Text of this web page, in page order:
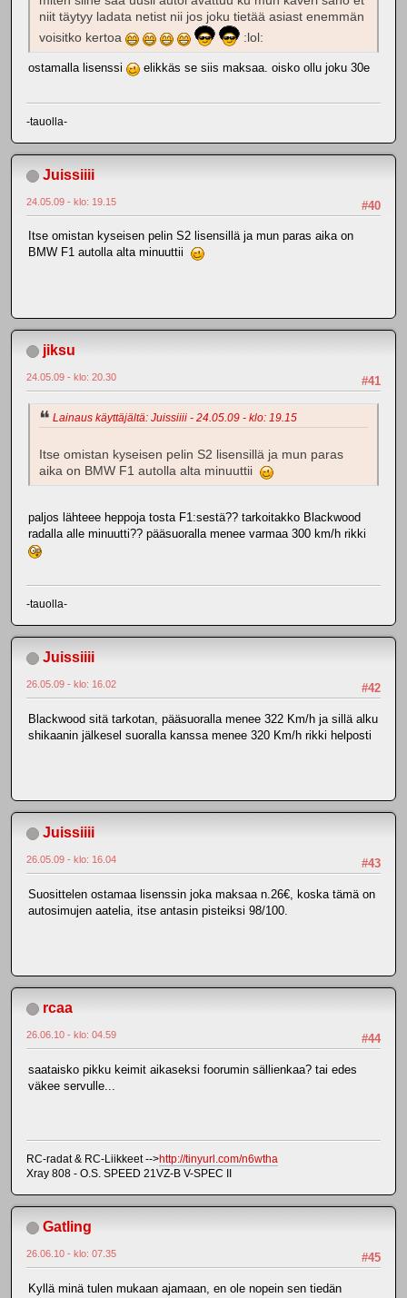
niit täytyy ladata netist nii jos joku tietää asiast enemmän
voisitko kertoa
:lol:
ostamalla lisenssi elikkäs se siis maksaa. oisko ollu joku 30e
-tauolla-
Juissiiii
#40
24.05.09 - klo: 19.15
Itse omistan kyseisen pelin S2 lisensillä ja mun paras aika on
BMW F1 autolla alta minuuttii
jiksu
#41
24.05.09 - klo: 20.30
Lainaus käyttäjältä: Juissiiii - 24.05.09 - klo: 19.15
Itse omistan kyseisen pelin S2 lisensillä ja mun paras
aika on BMW F1 autolla alta minuuttii
paljos lähteee heppoja tosta F1:sestä?? tarkoitakko Blackwood
radalla alle minuutti?? pääsuoralla menee varmaa 300 km/h rikki
-tauolla-
Juissiiii
#42
26.05.09 - klo: 16.02
Blackwood sitä tarkotan, pääsuoralla menee 322 Km/h ja sillä alku
shikaanin jälkesel suoralla kanssa menee 320 Km/h rikki helposti
Juissiiii
#43
26.05.09 - klo: 16.04
Suosittelen ostamaa lisenssin joka maksaa n.26€, koska tämä on
autosimujen aatelia, itse antasin pisteiksi 98/100.
rcaa
#44
26.06.10 - klo: 04.59
saataisko pikku keimit aikaseksi foorumin sällienkaa? tai edes
väkee servulle...
RC-radat & RC-Liikkeet -->http://tinyurl.com/n6wtha
Xray 808 - O.S. SPEED 21VZ-B V-SPEC II
Gatling
#45
26.06.10 - klo: 07.35
Kyllä minä tulen mukaan ajamaan, en ole nopein sen tiedän